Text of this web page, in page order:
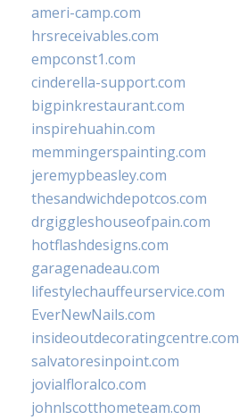
ameri-camp.com
hrsreceivables.com
empconst1.com
cinderella-support.com
bigpinkrestaurant.com
inspirehuahin.com
memmingerspainting.com
jeremypbeasley.com
thesandwichdepotcos.com
drgiggleshouseofpain.com
hotflashdesigns.com
garagenadeau.com
lifestylechauffeurservice.com
EverNewNails.com
insideoutdecoratingcentre.com
salvatoresinpoint.com
jovialfloralco.com
johnlscotthometeam.com